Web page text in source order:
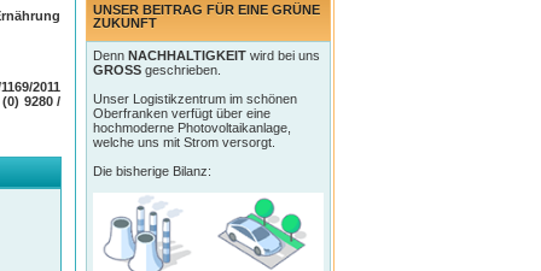
2011
(0) 9280 /
UNSER BEITRAG FÜR EINE GRÜNE
ZUKUNFT
Denn NACHHALTIGKEIT wird bei uns
GROSS geschrieben.
Unser Logistikzentrum im schönen
Oberfranken verfügt über eine
hochmoderne Photovoltaikanlage,
welche uns mit Strom versorgt.
Die bisherige Bilanz: